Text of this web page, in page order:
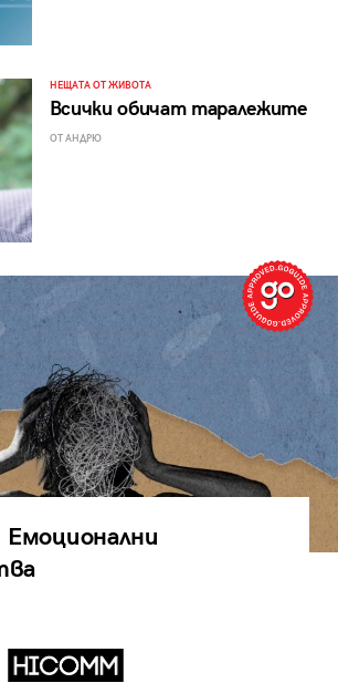
НЕЩАТА ОТ ЖИВОТА
Всички обичат таралежите
ОТ АНДРЮ
Емоционални